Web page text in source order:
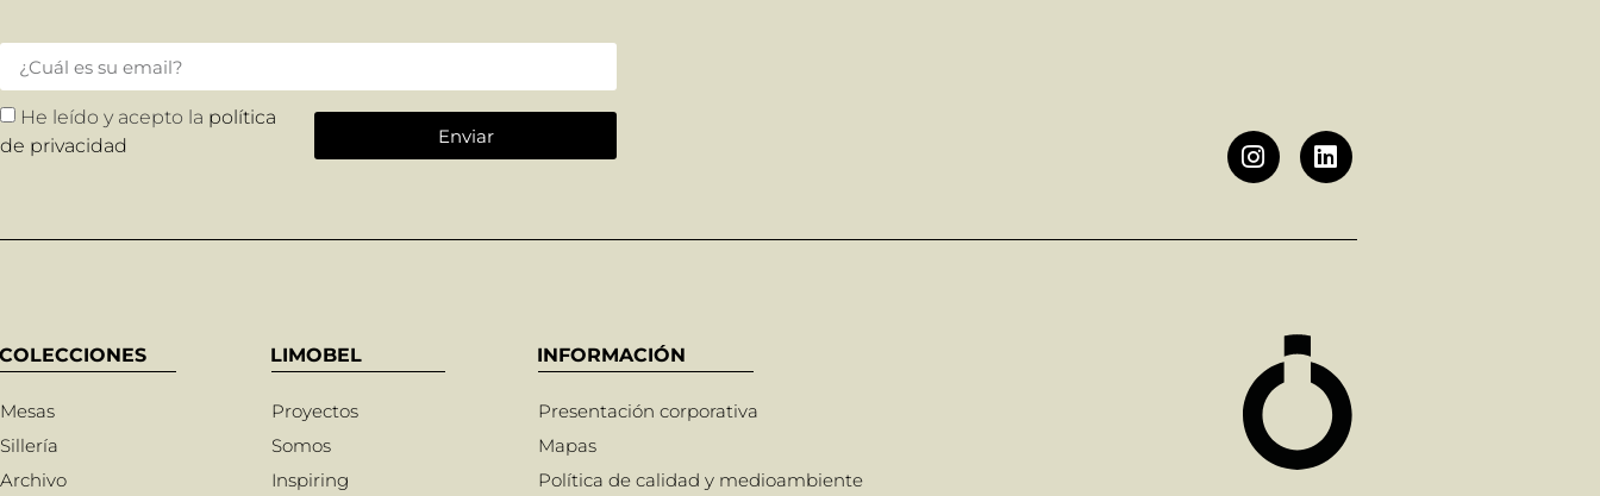
He leído y acepto la política
de privacidad
Enviar
COLECCIONES
Mesas
Sillería
Archivo
LIMOBEL
Proyectos
Somos
Inspiring
INFORMACIÓN
Presentación corporativa
Mapas
Política de calidad y medioambiente